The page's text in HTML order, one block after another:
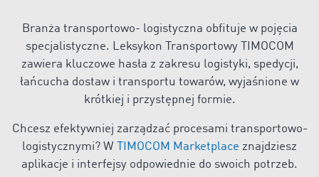
Branża transportowo- logistyczna obfituje w pojęcia
specjalistyczne. Leksykon Transportowy TIMOCOM
zawiera kluczowe hasła z zakresu logistyki, spedycji,
łańcucha dostaw i transportu towarów, wyjaśnione w
krótkiej i przystępnej formie.
Chcesz efektywniej zarządzać procesami transportowo-
logistycznymi? W
TIMOCOM Marketplace znajdziesz
aplikacje i interfejsy odpowiednie do swoich potrzeb.